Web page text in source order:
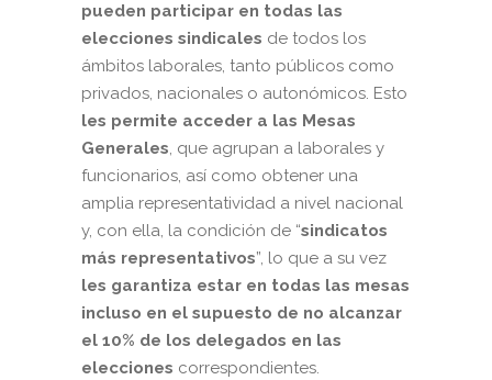
pueden participar en todas las
elecciones sindicales de todos los
ámbitos laborales, tanto públicos como
privados, nacionales o autonómicos. Esto
les permite acceder a las Mesas
Generales, que agrupan a laborales y
funcionarios, así como obtener una
amplia representatividad a nivel nacional
y, con ella, la condición de “sindicatos
más representativos”, lo que a su vez
les garantiza estar en todas las mesas
incluso en el supuesto de no alcanzar
el 10% de los delegados en las
elecciones correspondientes.